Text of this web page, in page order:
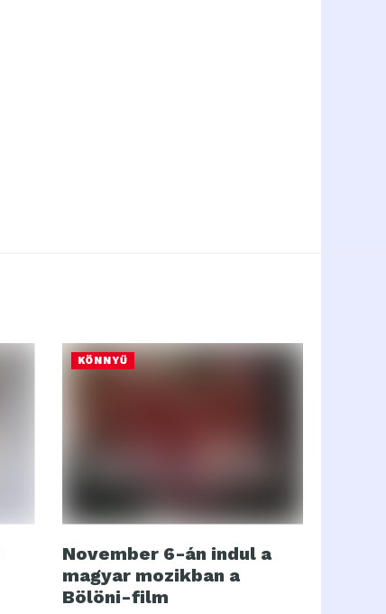
KÖNNYŰ
November 6-án indul a
magyar mozikban a
Bölöni-film